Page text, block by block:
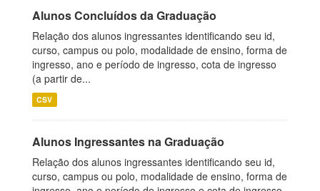
Alunos Concluídos da Graduação
Relação dos alunos ingressantes identificando seu id,
curso, campus ou polo, modalidade de ensino, forma de
ingresso, ano e período de ingresso, cota de ingresso
(a partir de...
CSV
Alunos Ingressantes na Graduação
Relação dos alunos ingressantes identificando seu id,
curso, campus ou polo, modalidade de ensino, forma de